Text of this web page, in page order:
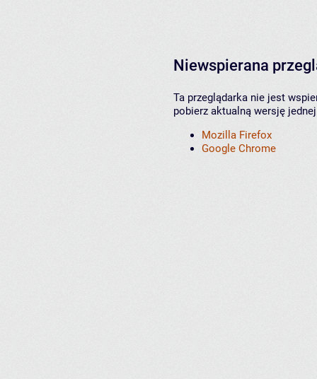
Niewspierana
Ta przeglądarka nie jest
pobierz aktualną wersję
Mozilla Firefox
Google Chrome